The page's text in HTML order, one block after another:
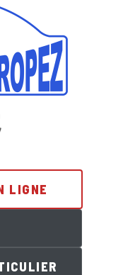
LIGNE